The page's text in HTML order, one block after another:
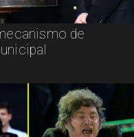
de